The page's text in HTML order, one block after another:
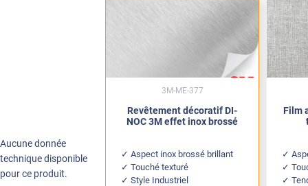
Aucune donnée
technique disponible
pour ce produit.
Revêtement décoratif DI-
NOC 3M effet inox brossé
Aspect inox brossé brillant
Touché texturé
Style Industriel
3M-ME-377
Film